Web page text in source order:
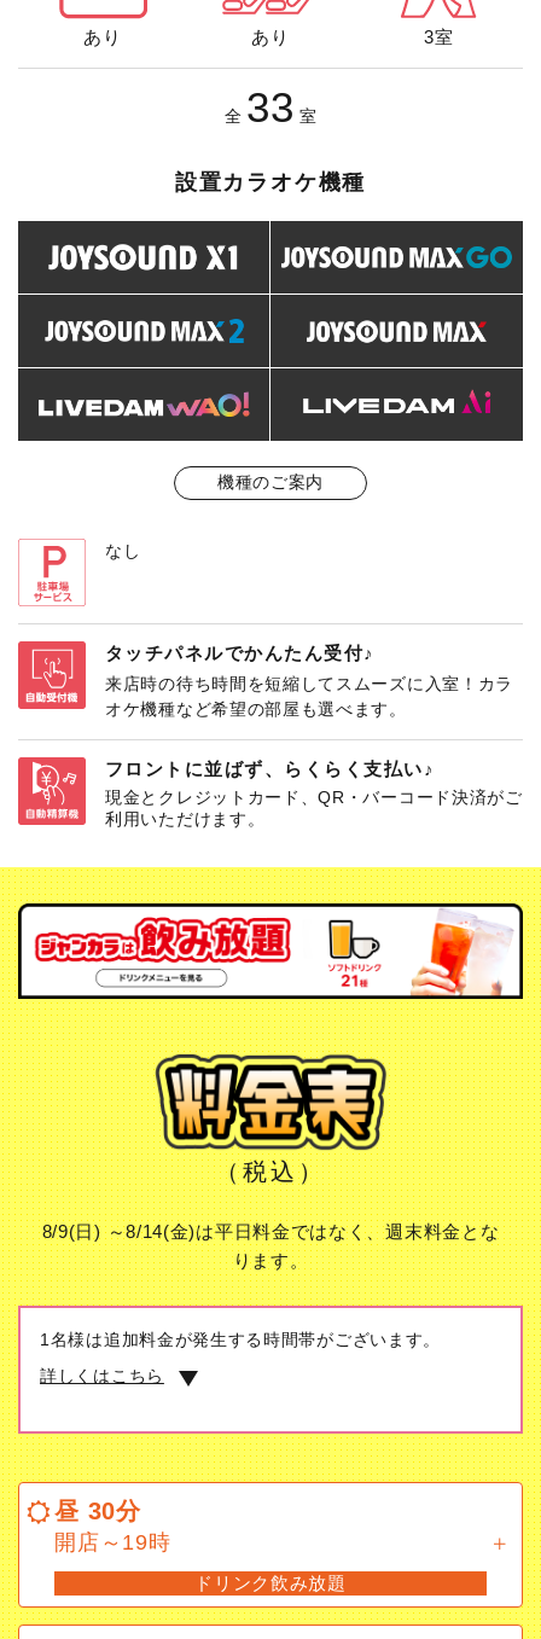
あり あり 3室
全 33 室
設置カラオケ機種
機種のご案内
なし
タッチパネルでかんたん受付♪
来店時の待ち時間を短縮してスムーズに入室！カラ
オケ機種など希望の部屋も選べます。
フロントに並ばず、らくらく支払い♪
現金とクレジットカード、QR・バーコード決済がご
利用いただけます。
（税込）
8/9(日) ～8/14(金)は平日料金ではなく、週末料金とな
ります。
1名様は追加料金が発生する時間帯がございます。
詳しくはこちら
昼 30分
開店～19時
昼フリータイム
昼 30分
開店～19時
ドリンク飲み放題